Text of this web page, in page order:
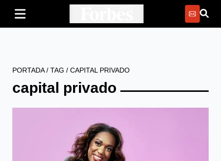
PORTADA/ TAG / CAPITAL PRIVADO
capital privado